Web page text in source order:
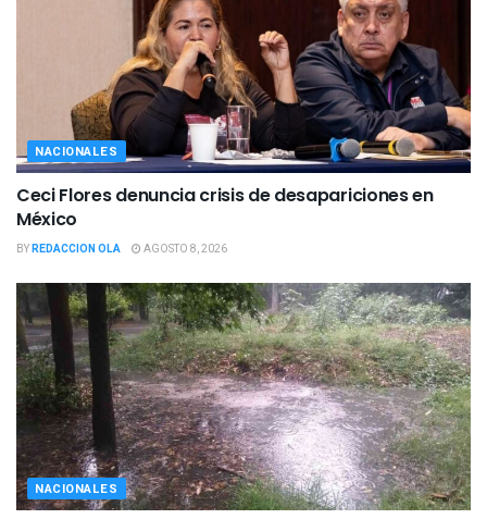
NACIONALES
Ceci Flores denuncia crisis de desapariciones en
México
BYREDACCION OLA AGOSTO 8, 2026
NACIONALES